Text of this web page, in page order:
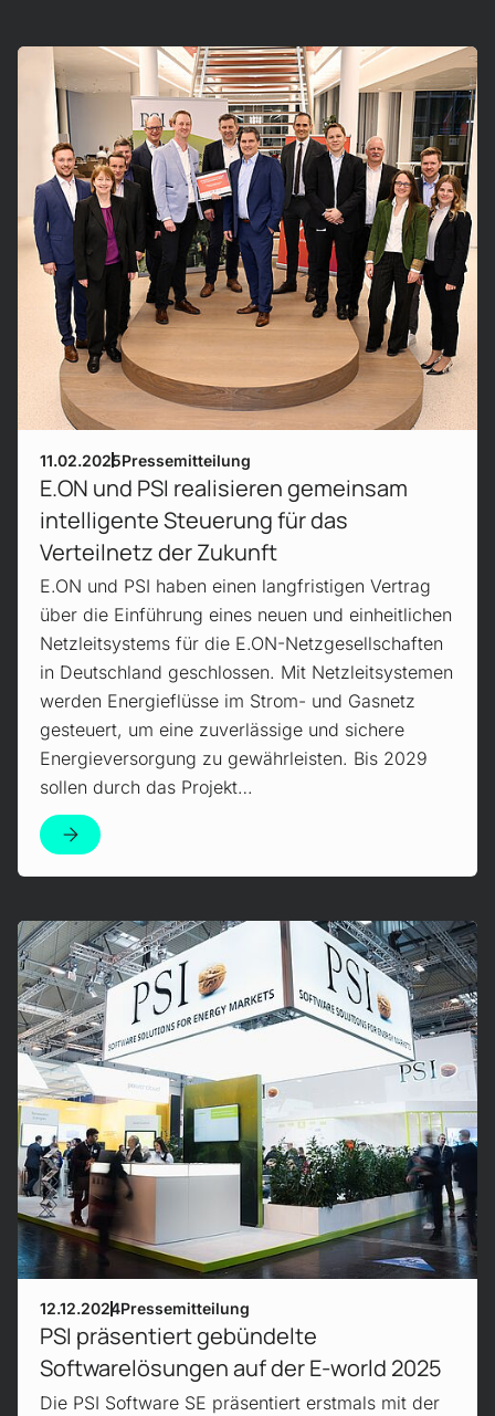
11.02.2025Pressemitteilung
E.ON und PSI realisieren gemeinsam
intelligente Steuerung für das
Verteilnetz der Zukunft
E.ON und PSI haben einen langfristigen Vertrag
über die Einführung eines neuen und einheitlichen
Netzleitsystems für die E.ON-Netzgesellschaften
in Deutschland geschlossen. Mit Netzleitsystemen
werden Energieflüsse im Strom- und Gasnetz
gesteuert, um eine zuverlässige und sichere
Energieversorgung zu gewährleisten. Bis 2029
sollen durch das Projekt…
Mehr erfahren!
12.12.2024Pressemitteilung
PSI präsentiert gebündelte
Softwarelösungen auf der E-world 2025
Die PSI Software SE präsentiert erstmals mit der
Mehr erfahren!